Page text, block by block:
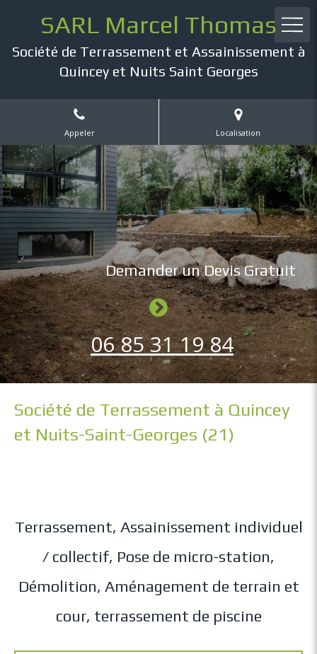
SARL Marcel Thomas
Société de Terrassement et Assainissement à
Quincey et Nuits Saint Georges
Appeler Localisation
Demander un Devis Gratuit
06 85 31 19 84
Société de Terrassement à Quincey
et Nuits-Saint-Georges (21)
Terrassement, Assainissement individuel
/ collectif, Pose de micro-station,
Démolition, Aménagement de terrain et
cour, terrassement de piscine